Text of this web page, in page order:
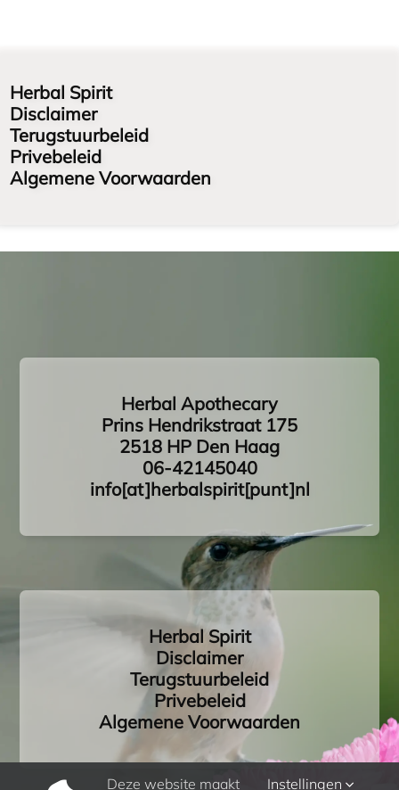
Herbal Spirit
Disclaimer
Terugstuurbeleid
Privebeleid
Algemene Voorwaarden
Herbal Apothecary
Prins Hendrikstraat 175
2518 HP Den Haag
06-42145040
info[at]herbalspirit[punt]nl
Herbal Spirit
Disclaimer
Terugstuurbeleid
Privebeleid
Algemene Voorwaarden
Deze website maakt Instellingen